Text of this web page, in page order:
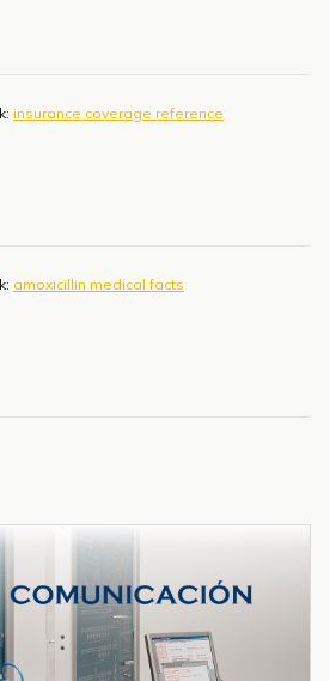
insurance coverage reference
amoxicillin medical facts